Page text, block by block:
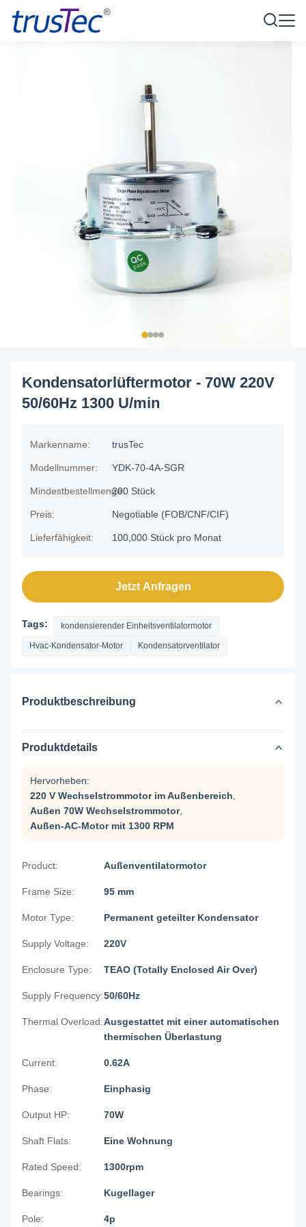
Kondensatorlüftermotor - 70W 220V
50/60Hz 1300 U/min
Markenname: trusTec
Modellnummer: YDK-70-4A-SGR
Mindestbestellmenge:200 Stück
Preis: Negotiable (FOB/CNF/CIF)
Lieferfähigkeit: 100,000 Stück pro Monat
Jetzt Anfragen
Tags: kondensierender Einheitsventilatormotor
Hvac-Kondensator-Motor Kondensatorventilator
Produktbeschreibung
Produktdetails
Hervorheben:
220 V Wechselstrommotor im Außenbereich
Außen 70W Wechselstrommotor,
Außen-AC-Motor mit 1300 RPM
Product: Außenventilatormotor
Frame Size: 95 mm
Motor Type: Permanent geteilter Kondensator
Supply Voltage: 220V
Enclosure Type: TEAO (Totally Enclosed Air Over)
Supply Frequency:50/60Hz
Thermal Overload:Ausgestattet mit einer automatischen
thermischen Überlastung
Current: 0.62A
Phase: Einphasig
Output HP: 70W
Shaft Flats: Eine Wohnung
Rated Speed: 1300rpm
Bearings: Kugellager
Pole: 4p